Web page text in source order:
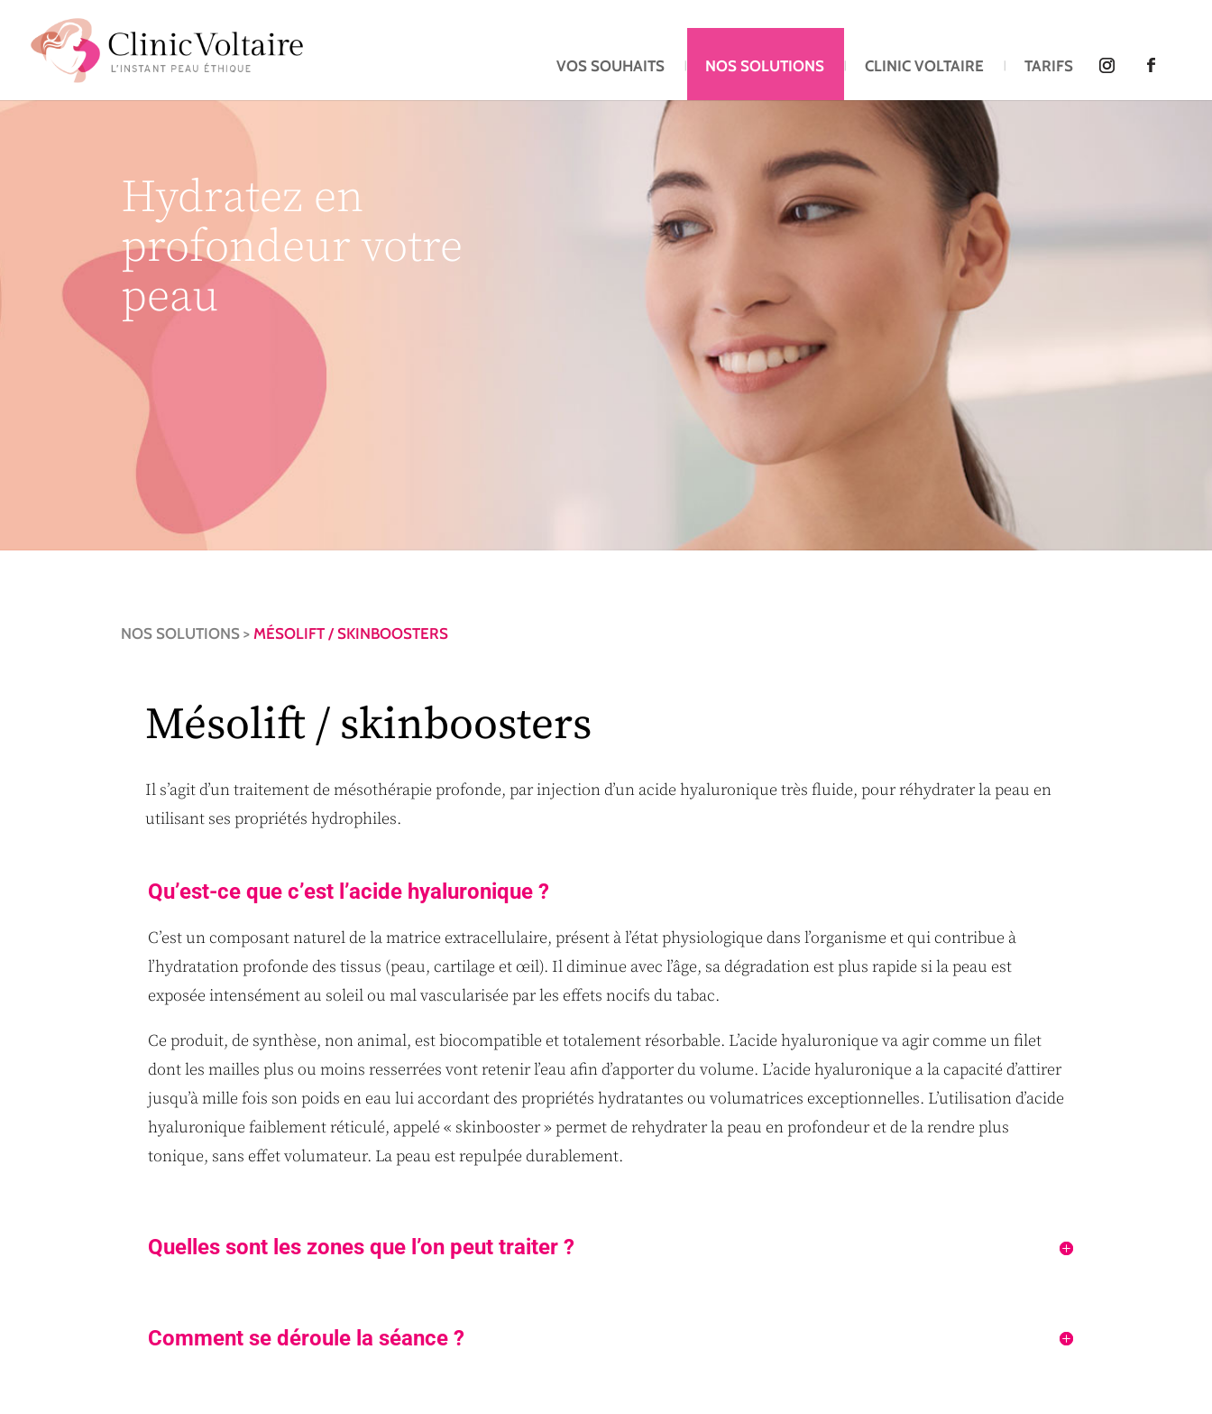
VOS SOUHAITS NOS SOLUTIONS CLINIC VOLTAIRE TARIFS
Hydratez en
profondeur votre
peau
NOS SOLUTIONS > MÉSOLIFT / SKINBOOSTERS
Mésolift / skinboosters
Il s’agit d’un traitement de mésothérapie profonde, par injection d’un acide hyaluronique très fluide, pour réhydrater la peau en
utilisant ses propriétés hydrophiles.
Qu’est-ce que c’est l’acide hyaluronique ?
C’est un composant naturel de la matrice extracellulaire, présent à l’état physiologique dans l’organisme et qui contribue à
l’hydratation profonde des tissus (peau, cartilage et œil). Il diminue avec l’âge, sa dégradation est plus rapide si la peau est
exposée intensément au soleil ou mal vascularisée par les effets nocifs du tabac.
Ce produit, de synthèse, non animal, est biocompatible et totalement résorbable. L’acide hyaluronique va agir comme un filet
dont les mailles plus ou moins resserrées vont retenir l’eau afin d’apporter du volume. L’acide hyaluronique a la capacité d’attirer
jusqu’à mille fois son poids en eau lui accordant des propriétés hydratantes ou volumatrices exceptionnelles. L’utilisation d’acide
hyaluronique faiblement réticulé, appelé « skinbooster » permet de rehydrater la peau en profondeur et de la rendre plus
tonique, sans effet volumateur. La peau est repulpée durablement.
Quelles sont les zones que l’on peut traiter ?
Comment se déroule la séance ?